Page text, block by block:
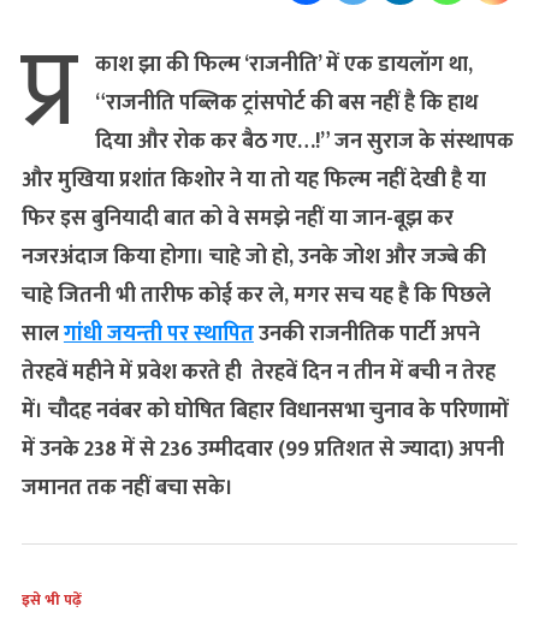
प्र काश झा की फिल्म ‘राजनीति’ में एक डायलॉग था,
“राजनीति पब्लिक ट्रांसपोर्ट की बस नहीं है कि हाथ
दिया और रोक कर बैठ गए…!” जन सुराज के संस्‍थापक
और मुखिया प्रशांत किशोर ने या तो यह फिल्‍म नहीं देखी है या
फिर इस बुनियादी बात को वे समझे नहीं या जान-बूझ कर
नजरअंदाज किया होगा। चाहे जो हो, उनके जोश और जज्‍बे की
चाहे जितनी भी तारीफ कोई कर ले, मगर सच यह है कि पिछले
सालगांधी जयन्‍ती पर स्‍थापितउनकी राजनीतिक पार्टी अपने
तेरहवें महीने में प्रवेश करते ही तेरहवें दिन न तीन में बची न तेरह
में। चौदह नवंबर को घोषित बिहार विधानसभा चुनाव के परिणामों
में उनके 238 में से 236 उम्मीदवार (99 प्रतिशत से ज्‍यादा) अपनी
जमानत तक नहीं बचा सके।
इसे भी पढ़ें